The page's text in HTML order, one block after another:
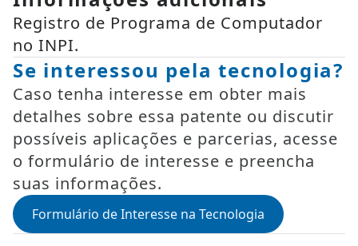
Registro de Programa de Computador
no INPI.
Se interessou pela tecnologia?
Caso tenha interesse em obter mais
detalhes sobre essa patente ou discutir
possíveis aplicações e parcerias, acesse
o formulário de interesse e preencha
suas informações.
Formulário de Interesse na Tecnologia